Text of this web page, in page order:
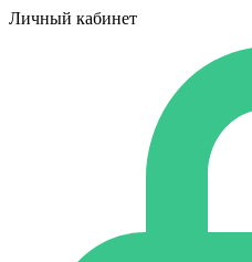
Личный кабинет